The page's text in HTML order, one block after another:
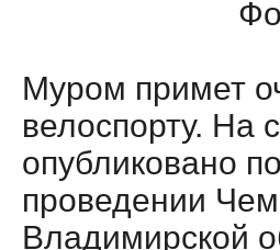
Муром примет
велоспорту. На
опубликовано
проведении
Владимирской